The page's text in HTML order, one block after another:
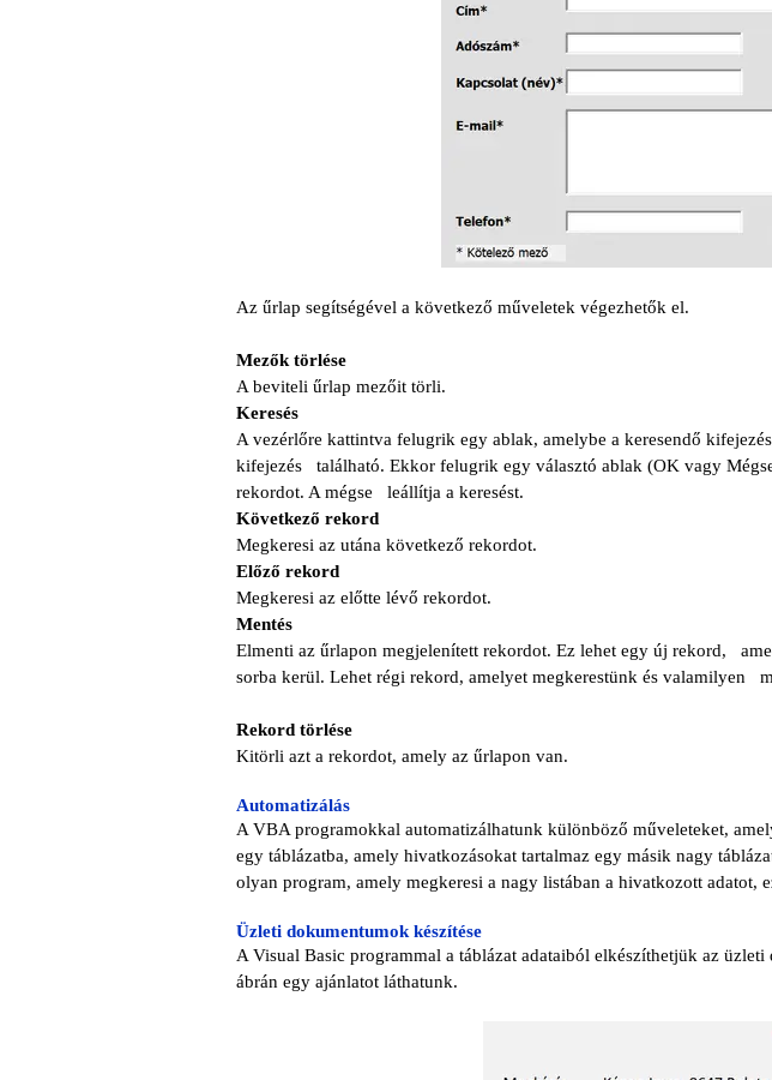
Az űrlap segítségével a következő műveletek végezhetők el.
Mezők törlése
A beviteli űrlap mezőit törli.
Keresés
A vezérlőre kattintva felugrik egy ablak, amelybe a keresendő
kifejezés található. Ekkor felugrik egy választó ablak (OK vagy
rekordot. A mégse leállítja a keresést.
Következő rekord
Megkeresi az utána következő rekordot.
Előző rekord
Megkeresi az előtte lévő rekordot.
Mentés
Elmenti az űrlapon megjelenített rekordot. Ez lehet egy új rekord,
sorba kerül. Lehet régi rekord, amelyet megkerestünk és valamilyen
Rekord törlése
Kitörli azt a rekordot, amely az űrlapon van.
Automatizálás
A VBA programokkal automatizálhatunk különböző műveleteket,
egy táblázatba, amely hivatkozásokat tartalmaz egy másik nagy
olyan program, amely megkeresi a nagy listában a hivatkozott adatot,
Üzleti dokumentumok készítése
A Visual Basic programmal a táblázat adataiból elkészíthetjük az
ábrán egy ajánlatot láthatunk.